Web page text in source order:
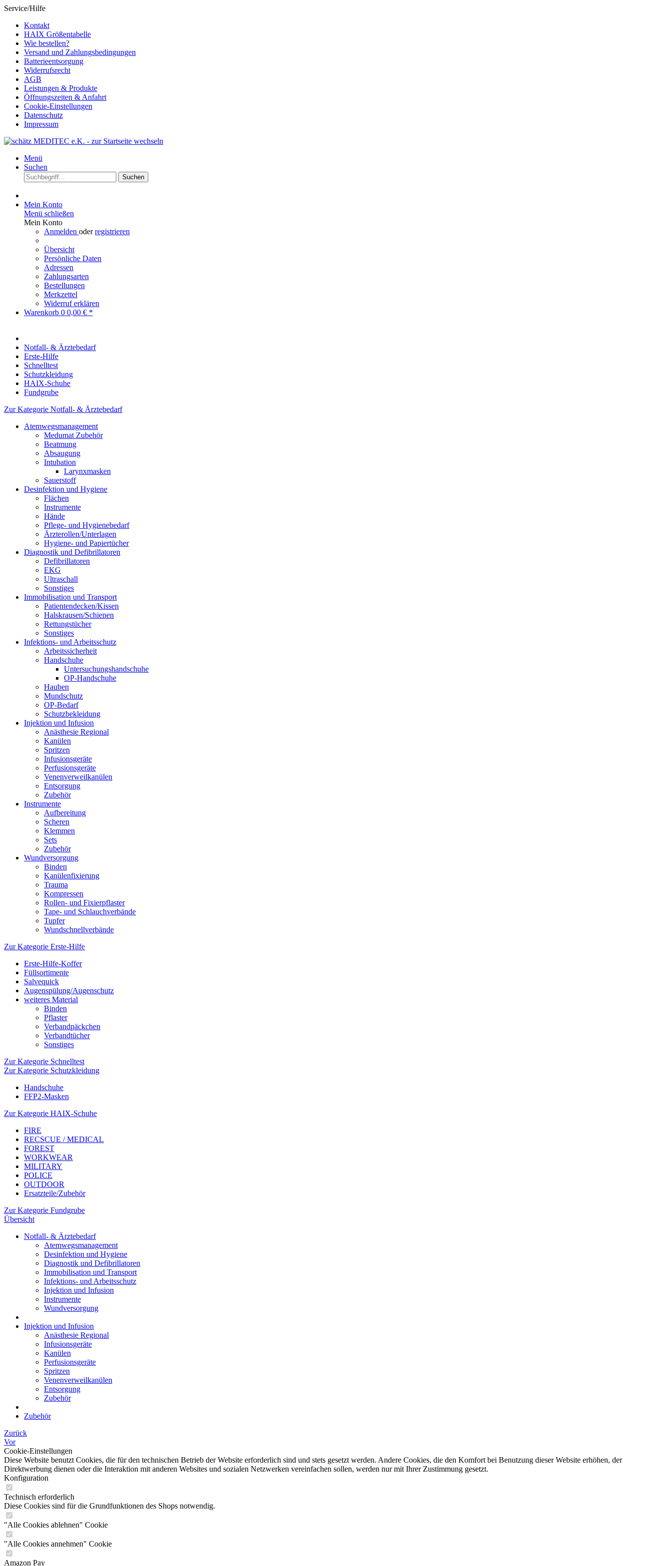
Service/Hilfe
Kontakt
HAIX Größentabelle
Wie bestellen?
Versand und Zahlungsbedingungen
Batterieentsorgung
Widerrufsrecht
AGB
Leistungen & Produkte
Öffnungszeiten & Anfahrt
Cookie-Einstellungen
Datenschutz
Impressum
Menü
Suchen
Suchen
Mein Konto
Menü schließen
Mein Konto
Anmelden oderregistrieren
Übersicht
Persönliche Daten
Adressen
Zahlungsarten
Bestellungen
Merkzettel
Widerruf erklären
Warenkorb 0 0,00 € *
Notfall- & Ärztebedarf
Erste-Hilfe
Schnelltest
Schutzkleidung
HAIX-Schuhe
Fundgrube
Zur Kategorie Notfall- & Ärztebedarf
Atemwegsmanagement
Medumat Zubehör
Beatmung
Absaugung
Intubation
Larynxmasken
Sauerstoff
Desinfektion und Hygiene
Flächen
Instrumente
Hände
Pflege- und Hygienebedarf
Ärzterollen/Unterlagen
Hygiene- und Papiertücher
Diagnostik und Defibrillatoren
Defibrillatoren
EKG
Ultraschall
Sonstiges
Immobilisation und Transport
Patientendecken/Kissen
Halskrausen/Schienen
Rettungstücher
Sonstiges
Infektions- und Arbeitsschutz
Arbeitssicherheit
Handschuhe
Untersuchungshandschuhe
OP-Handschuhe
Hauben
Mundschutz
OP-Bedarf
Schutzbekleidung
Injektion und Infusion
Anästhesie Regional
Kanülen
Spritzen
Infusionsgeräte
Perfusionsgeräte
Venenverweilkanülen
Entsorgung
Zubehör
Instrumente
Aufbereitung
Scheren
Klemmen
Sets
Zubehör
Wundversorgung
Binden
Kanülenfixierung
Trauma
Kompressen
Rollen- und Fixierpflaster
Tape- und Schlauchverbände
Tupfer
Wundschnellverbände
Zur Kategorie Erste-Hilfe
Erste-Hilfe-Koffer
Füllsortimente
Salvequick
Augenspülung/Augenschutz
weiteres Material
Binden
Pflaster
Verbandpäckchen
Verbandtücher
Sonstiges
Zur Kategorie Schnelltest
Zur Kategorie Schutzkleidung
Handschuhe
FFP2-Masken
Zur Kategorie HAIX-Schuhe
FIRE
RECSCUE / MEDICAL
FOREST
WORKWEAR
MILITARY
POLICE
OUTDOOR
Ersatzteile/Zubehör
Zur Kategorie Fundgrube
Übersicht
Notfall- & Ärztebedarf
Atemwegsmanagement
Desinfektion und Hygiene
Diagnostik und Defibrillatoren
Immobilisation und Transport
Infektions- und Arbeitsschutz
Injektion und Infusion
Instrumente
Wundversorgung
Injektion und Infusion
Anästhesie Regional
Infusionsgeräte
Kanülen
Perfusionsgeräte
Spritzen
Venenverweilkanülen
Entsorgung
Zubehör
Zubehör
Zurück
Vor
Cookie-Einstellungen
Diese Website benutzt Cookies, die für den technischen Betrieb der Website erforderlich sind und stets gesetzt werden. Andere Cookies, die den Komfort bei Benutzung dieser Website erhöhen, der
Direktwerbung dienen oder die Interaktion mit anderen Websites und sozialen Netzwerken vereinfachen sollen, werden nur mit Ihrer Zustimmung gesetzt.
Konfiguration
Technisch erforderlich
Diese Cookies sind für die Grundfunktionen des Shops notwendig.
"Alle Cookies ablehnen" Cookie
"Alle Cookies annehmen" Cookie
Amazon Pay